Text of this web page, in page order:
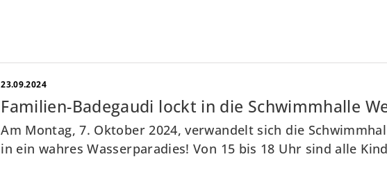
23.09.2024
Familien-Badegaudi lockt in die Schwimmhalle
Am Montag, 7. Oktober 2024, verwandelt sich die
in ein wahres Wasserparadies! Von 15 bis 18 Uhr sind alle